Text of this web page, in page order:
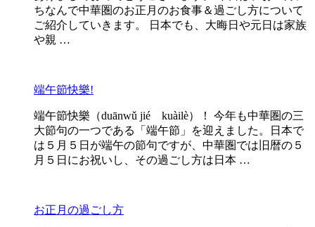
ちなんで中華圏のお正月のお食事＆過ごし方について
ご紹介していきます。 日本でも、大晦日や元日は家族
や親 …
端午節快樂!
端午節快樂（duānwǔ jié kuàilè）！ 今年も中華圏の三
大節句の一つである「端午節」を迎えました。日本で
は５月５日が端午の節句ですが、中華圏では旧暦の５
月５日にお祝いし、その過ごし方は日本 …
お正月の過ごし方